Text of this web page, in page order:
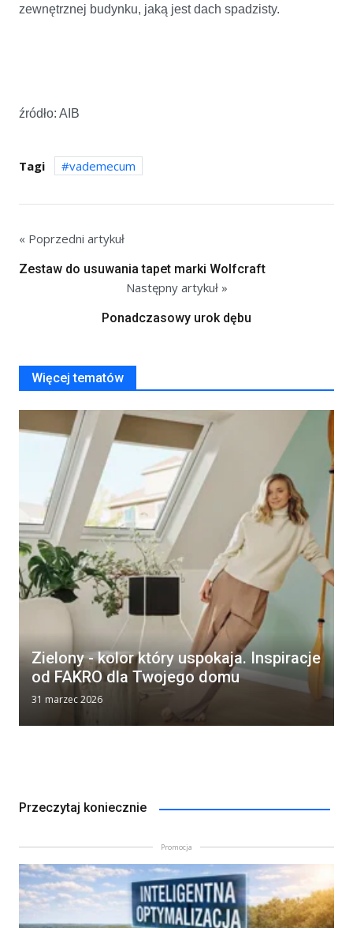
zewnętrznej budynku, jaką jest dach spadzisty.
źródło: AIB
Tagi vademecum
« Poprzedni artykuł
Zestaw do usuwania tapet marki Wolfcraft
Następny artykuł »
Ponadczasowy urok dębu
Więcej tematów
Zielony - kolor który uspokaja. Inspiracje
od FAKRO dla Twojego domu
31 marzec 2026
Przeczytaj koniecznie
Promocja